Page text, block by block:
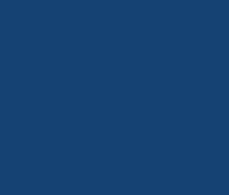
ieder standpunt. En
je ons.
en we werken